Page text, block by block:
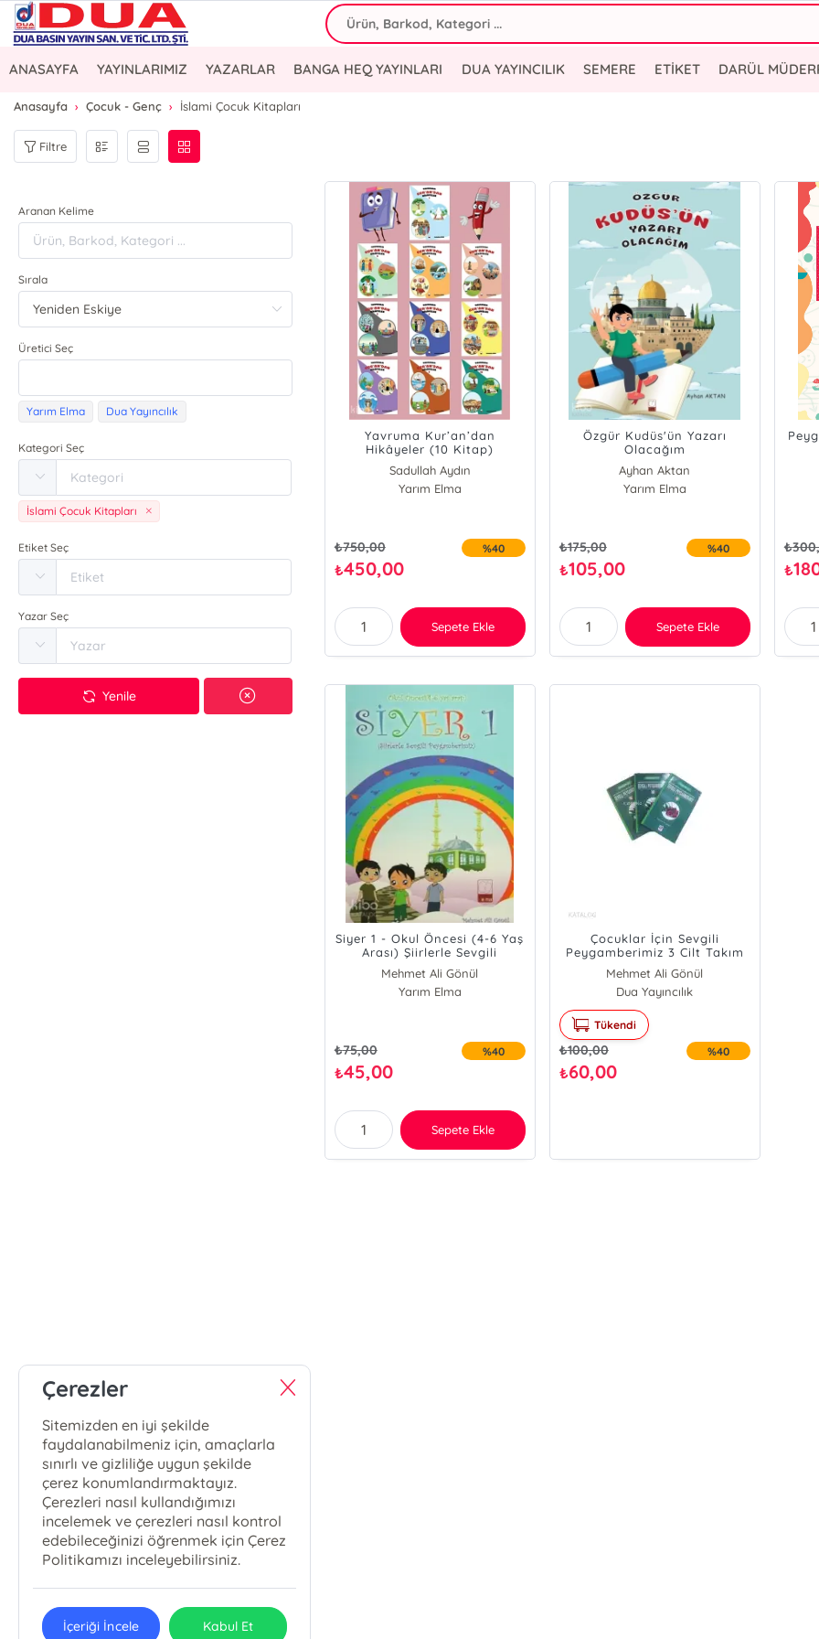
ANASAYFA YAYINLARIMIZ YAZARLAR BANGA HEQ YAYINLARI DUA YAYINCILIK SEMERE ETİKET DARÜL
Anasayfa Çocuk - Genç İslami Çocuk Kitapları
Filtre
Aranan Kelime
Sırala
Üretici Seç
Yarım Elma Dua Yayıncılık
Kategori Seç
İslami Çocuk Kitapları
Etiket Seç
Yazar Seç
Yenile
Yavruma Kur’an’dan
Hikâyeler (10 Kitap)
Sadullah Aydın
Yarım Elma
₺750,00
₺450,00
%40
Sepete Ekle
Özgür Kudüs'ün Yazarı
Olacağım
Ayhan Aktan
Yarım Elma
₺175,00
₺105,00
%40
Sepete Ekle
₺
₺
Siyer 1 - Okul Öncesi (4-6 Yaş
Arası) Şiirlerle Sevgili
Peygamberimiz
Mehmet Ali Gönül
Yarım Elma
₺75,00
₺45,00
%40
Sepete Ekle
Çocuklar İçin Sevgili
Peygamberimiz 3 Cilt Takım
Mehmet Ali Gönül
Dua Yayıncılık
Tükendi
₺100,00
₺60,00
%40
Çerezler
Sitemizden en iyi şekilde
faydalanabilmeniz için, amaçlarla
sınırlı ve gizliliğe uygun şekilde
çerez konumlandırmaktayız.
Çerezleri nasıl kullandığımızı
incelemek ve çerezleri nasıl kontrol
edebileceğinizi öğrenmek için Çerez
Politikamızı inceleyebilirsiniz.
İçeriği İncele Kabul Et